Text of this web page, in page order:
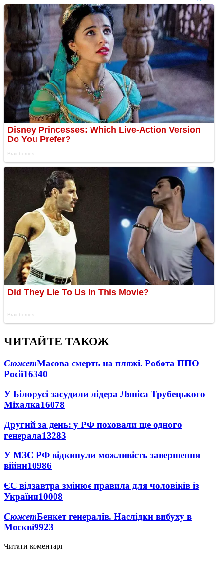
ЧИТАЙТЕ ТАКОЖ
СюжетМасова смерть на пляжі. Робота ППО
Росії16340
У Білорусі засудили лідера Ляпіса Трубецького
Міхалка16078
Другий за день: у РФ поховали ще одного
генерала13283
У МЗС РФ відкинули можливість завершення
війни10986
ЄС відзавтра змінює правила для чоловіків із
України10008
СюжетБенкет генералів. Наслідки вибуху в
Москві9923
Читати коментарі